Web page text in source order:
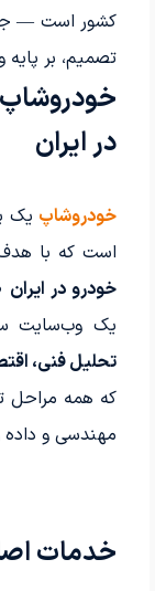
کشور است —
تصمیم، بر
در ایران
خودروشاپ یک
است که با
خودرو در ایران
یک وب‌سایت
تحلیل فنی،
که همه مراحل
مهندسی و داده
خدمات